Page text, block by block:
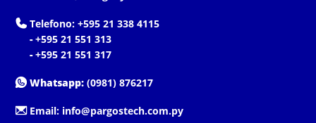
Telefono: +595 21 338 4115
-+595 21 551 313
-+595 21 551 317
Whatsapp: (0981) 876217
Email: info@pargostech.com.py